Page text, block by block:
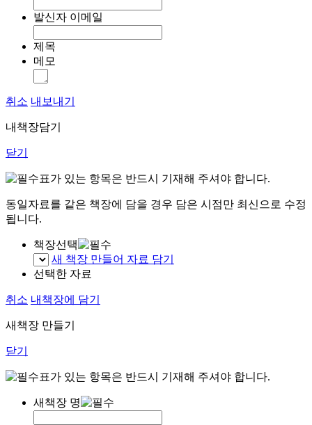
발신자 이메일
제목
메모
취소 내보내기
내책장담기
닫기
표가 있는 항목은 반드시 기재해 주셔야 합니다.
동일자료를 같은 책장에 담을 경우 담은 시점만 최신으로 수정
됩니다.
책장선택
새 책장 만들어 자료 담기
선택한 자료
취소 내책장에 담기
새책장 만들기
닫기
표가 있는 항목은 반드시 기재해 주셔야 합니다.
새책장 명